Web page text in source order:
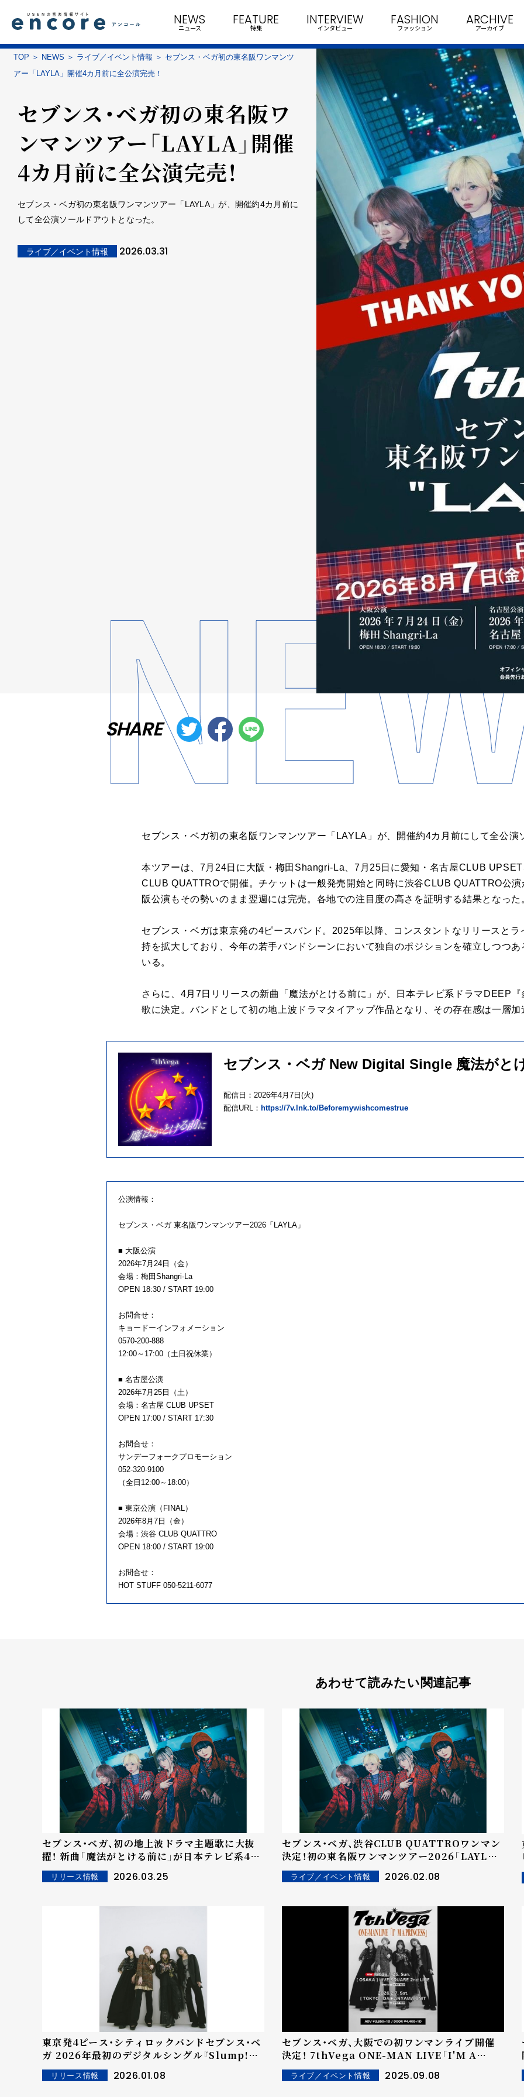
NEWS
ニュース
FEATURE
特集
INTERVIEW
インタビュー
FASHION
ファッション
ARCHIVE
アーカイブ
TOP NEWS ライブ／イベント情報
セブンス・ベガ初の東名阪ワンマンツ
アー「LAYLA」開催4カ月前に全公演完売！
セブンス・ベガ初の東名阪ワ
ンマンツアー「LAYLA」開催
4カ月前に全公演完売！
セブンス・ベガ初の東名阪ワンマンツアー「LAYLA」が、開催約4カ月前に
して全公演ソールドアウトとなった。
ライブ／イベント情報 2026.03.31
SHARE
セブンス・ベガ初の東名阪ワンマンツアー「LAYLA」が、開催約4カ月前にして全公演
本ツアーは、7月24日に大阪・梅田Shangri-La、7月25日に愛知・名古屋CLUB
CLUB QUATTROで開催。チケットは一般発売開始と同時に渋谷CLUB QUATTRO公
阪公演もその勢いのまま翌週には完売。各地での注目度の高さを証明する結果となった
セブンス・ベガは東京発の4ピースバンド。2025年以降、コンスタントなリリースとラ
持を拡大しており、今年の若手バンドシーンにおいて独自のポジションを確立しつつ
いる。
さらに、4月7日リリースの新曲「魔法がとける前に」が、日本テレビ系ドラマDEEP
歌に決定。バンドとして初の地上波ドラマタイアップ作品となり、その存在感は一層加
セブンス・ベガ New Digital Single 魔法がと
配信日：2026年4月7日(火)
配信URL： https://7v.lnk.to/Beforemywishcomestrue
公演情報：
セブンス・ベガ 東名阪ワンマンツアー2026「LAYLA」
■ 大阪公演
2026年7月24日（金）
会場：梅田Shangri-La
OPEN 18:30 / START 19:00
お問合せ：
キョードーインフォメーション
0570-200-888
12:00～17:00（土日祝休業）
■ 名古屋公演
2026年7月25日（土）
会場：名古屋 CLUB UPSET
OPEN 17:00 / START 17:30
お問合せ：
サンデーフォークプロモーション
052-320-9100
（全日12:00～18:00）
■ 東京公演（FINAL）
2026年8月7日（金）
会場：渋谷 CLUB QUATTRO
OPEN 18:00 / START 19:00
お問合せ：
HOT STUFF 050-5211-6077
あわせて読みたい関連記事
セブンス・ベガ、初の地上波ドラマ主題歌に大抜
擢！ 新曲「魔法がとける前に」が日本テレビ系4月
期月曜プラチナイトドラマDEEP『多すぎる恋と
殺人』主題歌に決定！
リリース情報 2026.03.25
セブンス・ベガ、渋谷CLUB QUATTROワンマン
決定！初の東名阪ワンマンツアー2026「LAYLA」
開催発表！新アー写も公開
ライブ／イベント情報 2026.02.08
東京発4ピース・シティロックバンドセブンス・ベ
ガ 2026年最初のデジタルシングル『Slump!』
Music VIDEOを公開！
リリース情報 2026.01.08
セブンス・ベガ、大阪での初ワンマンライブ開催
決定！ 7thVega ONE-MAN LIVE「I'M A
PRINCESS」東阪ツアー 1st Full
Album『PRINCESS』詳細も解禁&先行配信楽
ライブ／イベント情報 2025.09.08